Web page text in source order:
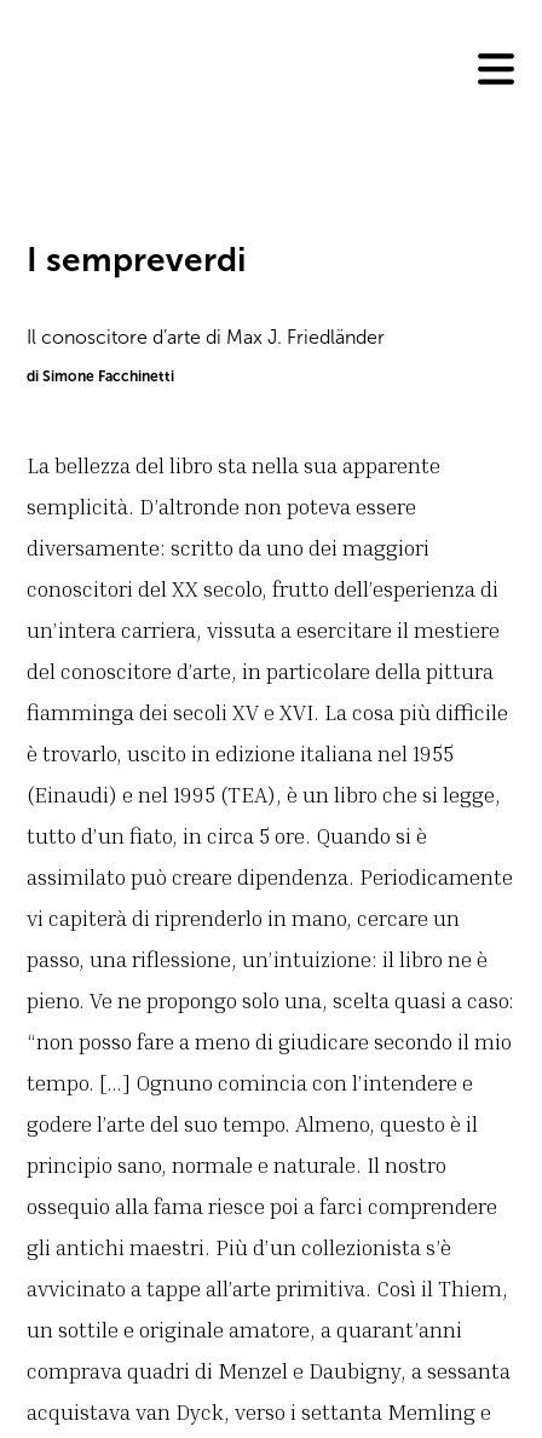
I sempreverdi
Il conoscitore d’arte di Max J. Friedländer
di Simone Facchinetti
La bellezza del libro sta nella sua apparente
semplicità. D’altronde non poteva essere
diversamente: scritto da uno dei maggiori
conoscitori del XX secolo, frutto dell’esperienza di
un’intera carriera, vissuta a esercitare il mestiere
del conoscitore d’arte, in particolare della pittura
fiamminga dei secoli XV e XVI. La cosa più difficile
è trovarlo, uscito in edizione italiana nel 1955
(Einaudi) e nel 1995 (TEA), è un libro che si legge,
tutto d’un fiato, in circa 5 ore. Quando si è
assimilato può creare dipendenza. Periodicamente
vi capiterà di riprenderlo in mano, cercare un
passo, una riflessione, un’intuizione: il libro ne è
pieno. Ve ne propongo solo una, scelta quasi a caso:
“non posso fare a meno di giudicare secondo il mio
tempo. […] Ognuno comincia con l’intendere e
godere l’arte del suo tempo. Almeno, questo è il
principio sano, normale e naturale. Il nostro
ossequio alla fama riesce poi a farci comprendere
gli antichi maestri. Più d’un collezionista s’è
avvicinato a tappe all’arte primitiva. Così il Thiem,
un sottile e originale amatore, a quarant’anni
comprava quadri di Menzel e Daubigny, a sessanta
acquistava van Dyck, verso i settanta Memling e